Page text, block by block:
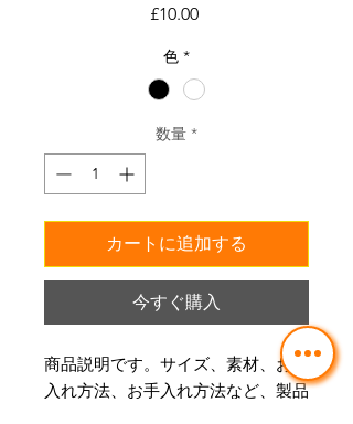
£10.00価
色 *
数量 *
カートに追加する
今すぐ購入
商品説明です。サイズ、素材、お手
入れ方法、お手入れ方法など、製品